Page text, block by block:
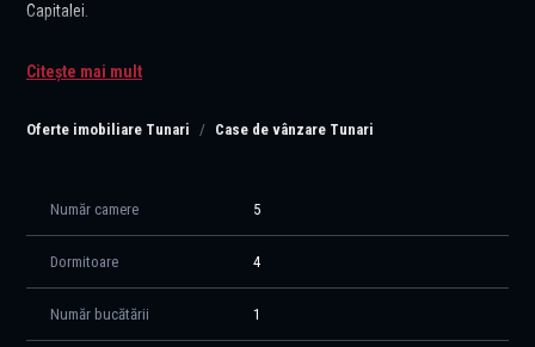
Oferte imobiliare Tunari Case de vânzare Tunari
Capitalei.
* Parter: un living spațios, cu bucătărie open-space (cu posibilitatea de
dormitor matrimonial cu baie proprie (dotată cu cadă) și un WC de
o zonă de relaxare, amenajată ca un mic living.
petrecute alături de familie și prieteni, în aer liber.
Citește mai mult
Număr camere 5
Dormitoare 4
Număr bucătării 1